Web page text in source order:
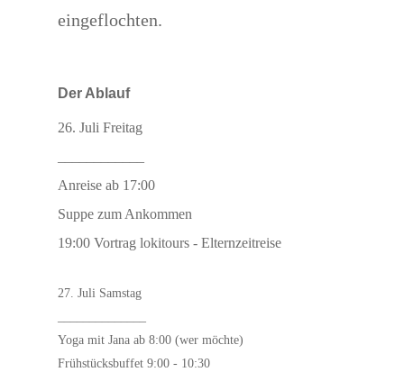
eingeflochten.
Der Ablauf
26. Juli Freitag
Anreise ab 17:00
Suppe zum Ankommen
19:00 Vortrag lokitours - Elternzeitreise
27. Juli Samstag
Yoga mit Jana ab 8:00 (wer möchte)
Frühstücksbuffet 9:00 - 10:30